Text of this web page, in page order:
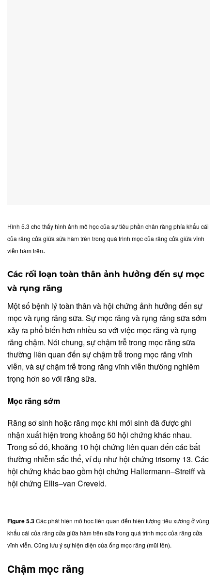
Hình 5.3 cho thấy hình ảnh mô học của sự tiêu phần chân răng phía khẩu cái
của răng cửa giữa sữa hàm trên trong quá trình mọc của răng cửa giữa vĩnh
viễn hàm trên.
Các rối loạn toàn thân ảnh hưởng đến sự mọc
và rụng răng
Một số bệnh lý toàn thân và hội chứng ảnh hưởng đến sự
mọc và rụng răng sữa. Sự mọc răng và rụng răng sữa sớm
xảy ra phổ biến hơn nhiều so với việc mọc răng và rụng
răng chậm. Nói chung, sự chậm trễ trong mọc răng sữa
thường liên quan đến sự chậm trễ trong mọc răng vĩnh
viễn, và sự chậm trễ trong răng vĩnh viễn thường nghiêm
trọng hơn so với răng sữa.
Mọc răng sớm
Răng sơ sinh hoặc răng mọc khi mới sinh đã được ghi
nhận xuất hiện trong khoảng 50 hội chứng khác nhau.
Trong số đó, khoảng 10 hội chứng liên quan đến các bất
thường nhiễm sắc thể, ví dụ như hội chứng trisomy 13. Các
hội chứng khác bao gồm hội chứng Hallermann–Streiff và
hội chứng Ellis–van Creveld.
Figure5.3Các phát hiện mô học liên quan đến hiện tượng tiêu xương ở vùng
khẩu cái của răng cửa giữa hàm trên sữa trong quá trình mọc của răng cửa
vĩnh viễn. Cũng lưu ý sự hiện diện của ống mọc răng (mũi tên).
Chậm mọc răng